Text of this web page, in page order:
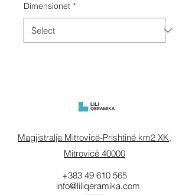
Dimensionet *
Magjistralja Mitrovicë-Prishtinë km2 XK,
Mitrovicë 40000
info@liliqeramika.com
+383 49 610 565